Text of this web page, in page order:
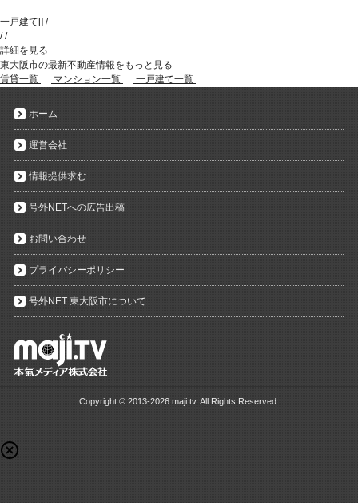
一戸建て [] /
//
詳細を見る
東大阪市の最新不動産情報をもっと見る
賃貸一覧
マンション一覧 一戸建て一覧
ホーム
運営会社
情報提供求む
号外NETへの広告出稿
お問い合わせ
プライバシーポリシー
号外NET 東大阪市について
Copyright © 2013-2026 maji.tv. All Rights Reserved.